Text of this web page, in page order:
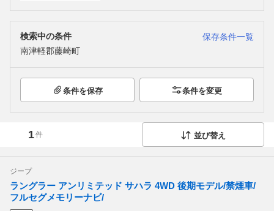
検索中の条件
保存条件一覧
南津軽郡藤崎町
条件を保存 条件を変更
1件 並び替え
ジープ
ラングラー アンリミテッド サハラ 4WD 後期モデル/禁煙車/
フルセグメモリーナビ/